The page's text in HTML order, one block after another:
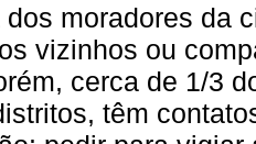
dos moradores da
vizinhos ou
cerca de 1/3
têm